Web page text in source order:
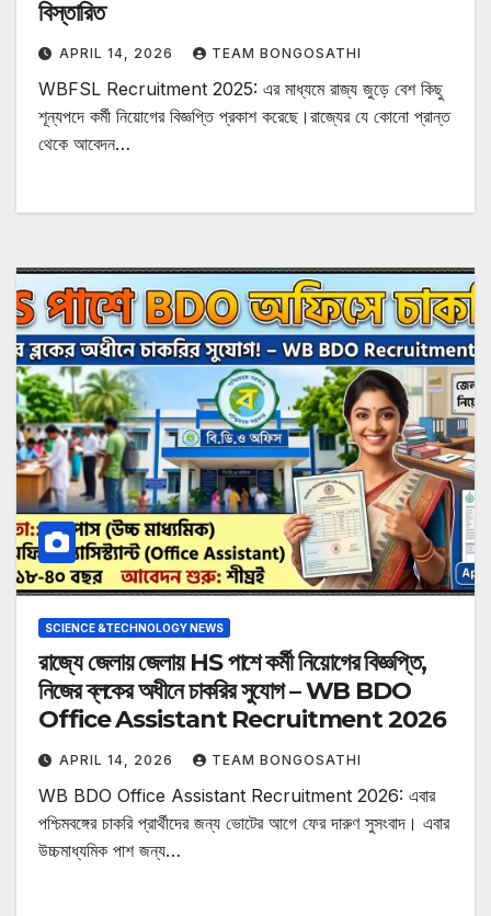
বিস্তারিত
APRIL 14, 2026 TEAM BONGOSATHI
WBFSL Recruitment 2025: এর মাধ্যমে রাজ্য জুড়ে বেশ কিছু
শূন্যপদে কর্মী নিয়োগের বিজ্ঞপ্তি প্রকাশ করেছে।রাজ্যের যে কোনো প্রান্ত
থেকে আবেদন…
SCIENCE &TECHNOLOGY NEWS
রাজ্যে জেলায় জেলায় HS পাশে কর্মী নিয়োগের বিজ্ঞপ্তি,
নিজের ব্লকের অধীনে চাকরির সুযোগ – WB BDO
Office Assistant Recruitment 2026
APRIL 14, 2026 TEAM BONGOSATHI
WB BDO Office Assistant Recruitment 2026: এবার
পশ্চিমবঙ্গের চাকরি প্রার্থীদের জন্য ভোটের আগে ফের দারুণ সুসংবাদ। এবার
উচ্চমাধ্যমিক পাশ জন্য…